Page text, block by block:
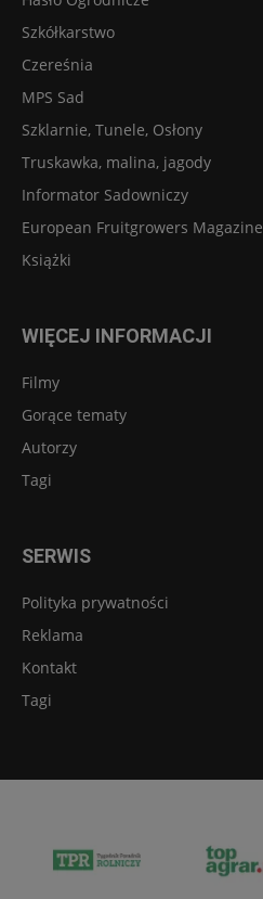
Szkółkarstwo
Czereśnia
MPS Sad
Szklarnie, Tunele, Osłony
Truskawka, malina, jagody
Informator Sadowniczy
European Fruitgrowers Magazine
Książki
WIĘCEJ INFORMACJI
Filmy
Gorące tematy
Autorzy
Tagi
SERWIS
Polityka prywatności
Reklama
Kontakt
Tagi